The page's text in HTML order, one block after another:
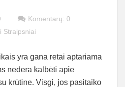
Komentarų: 0
Straipsniai
yra gana retai aptariama
nedera kalbėti apie
krūtine. Visgi, jos pasitaiko